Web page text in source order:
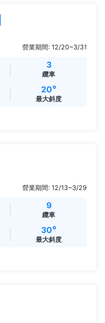
營業期間: 12/20~3/31
3
纜車
20°
最大斜度
營業期間: 12/13~3/29
9
纜車
30°
最大斜度